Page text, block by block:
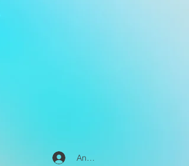
Anmelden